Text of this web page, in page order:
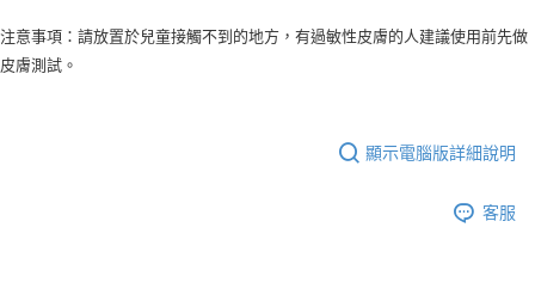
注意事項：請放置於兒童接觸不到的地方，有過敏性皮膚的人建議使用前先做
皮膚測試。
顯示電腦版詳細說明
客服